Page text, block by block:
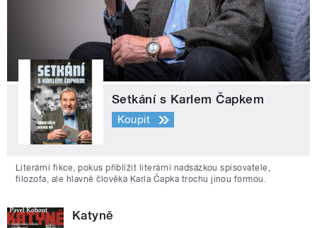
Setkání s Karlem Čapkem
Koupit
Literární fikce, pokus přiblížit literární nadsázkou spisovatele,
filozofa, ale hlavně člověka Karla Čapka trochu jinou formou.
Katyně